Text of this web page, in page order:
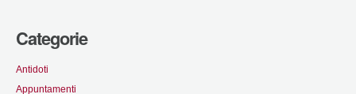
Categorie
Antidoti
Appuntamenti